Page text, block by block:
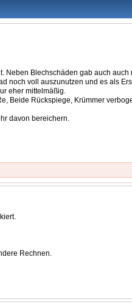
Blechschäden gab auch
noch voll auszunutzen und es als
eher mittelmäßig.
Beide Rückspiege, Krümmer
davon bereichern.
Rechnen.